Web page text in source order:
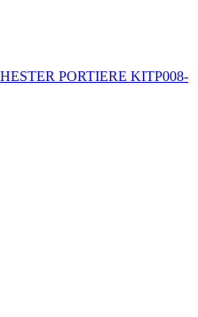
PORTIERE KITP008-